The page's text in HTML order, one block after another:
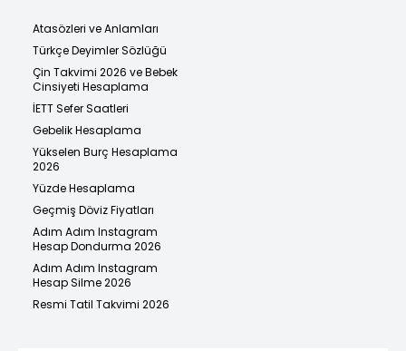
Atasözleri ve Anlamları
Türkçe Deyimler Sözlüğü
Çin Takvimi 2026 ve Bebek
Cinsiyeti Hesaplama
İETT Sefer Saatleri
Gebelik Hesaplama
Yükselen Burç Hesaplama
2026
Yüzde Hesaplama
Geçmiş Döviz Fiyatları
Adım Adım Instagram
Hesap Dondurma 2026
Adım Adım Instagram
Hesap Silme 2026
Resmi Tatil Takvimi 2026